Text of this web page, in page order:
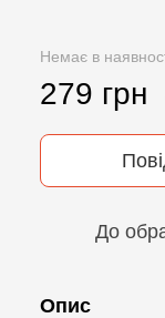
Немає в
279 грн
До
Опис